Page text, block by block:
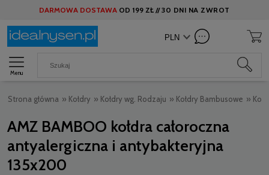
DARMOWA DOSTAWA OD 199 ZŁ //30 DNI NA ZWROT
Menu
Strona główna » Kołdry » Kołdry wg. Rodzaju » Kołdry Bambusowe »
AMZ BAMBOO kołdra całoroczna
antyalergiczna i antybakteryjna
135x200